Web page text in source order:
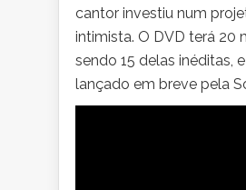
cantor investiu num
intimista. O DVD terá 20
sendo 15 delas inéditas,
lançado em breve pela